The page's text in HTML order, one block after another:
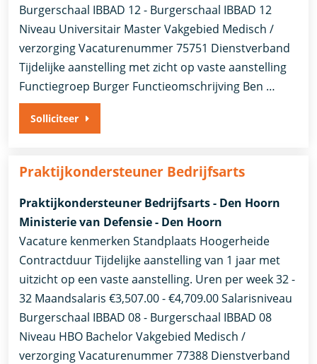
Burgerschaal IBBAD 12 - Burgerschaal IBBAD 12
Niveau Universitair Master Vakgebied Medisch /
verzorging Vacaturenummer 75751 Dienstverband
Tijdelijke aanstelling met zicht op vaste aanstelling​​
Functiegroep Burger​ Functieomschrijving Ben …
Solliciteer
Praktijkondersteuner Bedrijfsarts
Praktijkondersteuner Bedrijfsarts - Den Hoorn
Ministerie van Defensie - Den Hoorn
Vacature kenmerken Standplaats Hoogerheide
Contractduur Tijdelijke aanstelling van 1 jaar met
uitzicht op een vaste aanstelling. Uren per week 32 -
32 Maandsalaris €3,507.00 - €4,709.00 Salarisniveau
Burgerschaal IBBAD 08 - Burgerschaal IBBAD 08
Niveau HBO Bachelor Vakgebied Medisch /
verzorging Vacaturenummer 77388 Dienstverband